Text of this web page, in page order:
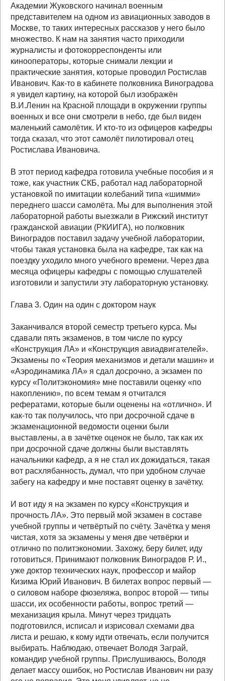
Академии Жуковского начинал военным
представителем на одном из авиационных заводов в
Москве, то таких интересных рассказов у него было
множество. К нам на занятия часто приходили
журналисты и фотокорреспонденты или
кинооператоры, которые снимали лекции и
практические занятия, которые проводил Ростислав
Иванович. Как-то в кабинете полковника Виноградова
я увидел картину, на которой был изображён
В.И.Ленин на Красной площади в окружении группы
военных и все они смотрели в небо, где был виден
маленький самолётик. И кто-то из офицеров кафедры
тогда сказал, что этот самолёт пилотировал отец
Ростислава Ивановича.
В этот период кафедра готовила учебные пособия и я
тоже, как участник СКБ, работал над лабораторной
установкой по имитации колебаний типа «шимми»
переднего шасси самолёта. Мы для выполнения этой
лабораторной работы выезжали в Рижский институт
гражданской авиации (РКИИГА), но полковник
Виноградов поставил задачу учебной лаборатории,
чтобы такая установка была на кафедре, так как на
поездку уходило много учебного времени. Через два
месяца офицеры кафедры с помощью слушателей
изготовили и запустили эту лабораторную установку.
Глава 3. Один на один с доктором наук
Заканчивался второй семестр третьего курса. Мы
сдавали пять экзаменов, в том числе по курсу
«Конструкция ЛА» и «Конструкция авиадвигателей».
Экзамены по «Теория механизмов и детали машин» и
«Аэродинамика ЛА» я сдал досрочно, а экзамен по
курсу «Политэкономия» мне поставили оценку «по
накоплению», по всем темам я отчитался
рефератами, которые были оценены на «отлично». И
как-то так получилось, что при досрочной сдаче в
экзаменационной ведомости оценки были
выставлены, а в зачётке оценок не было, так как их
при досрочной сдаче должны были выставлять
начальники кафедр, а я не стал их дожидаться, такая
вот расхлябанность, думал, что при удобном случае
забегу на кафедру и мне поставят оценку в зачётку.
И вот иду я на экзамен по курсу «Конструкция и
прочность ЛА». Это первый мой экзамен в составе
учебной группы и четвёртый по счёту. Зачётка у меня
чистая, хотя за экзамены у меня две четвёрки и
отлично по политэкономии. Захожу, беру билет, иду
готовиться. Принимают полковник Виноградов Р. И.,
уже доктор технических наук, профессор и майор
Кизима Юрий Иванович. В билетах вопрос первый —
о силовом наборе фюзеляжа, вопрос второй — типы
шасси, их особенности работы, вопрос третий —
механизация крыла. Минут через тридцать
подготовился, исписал и изрисовал схемами два
листа и решаю, к кому идти отвечать, если получится
выбирать. Наблюдаю, отвечает Володя Заграй,
командир учебной группы. Прислушиваюсь, Володя
делает массу ошибок, но Ростислав Иванович ни разу